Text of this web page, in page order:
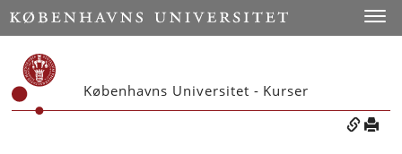
Københavns Universitet - Kurser